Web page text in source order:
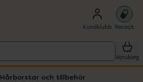
Kundklubb Recept
Varukorg
Hårborstar och tillbehör